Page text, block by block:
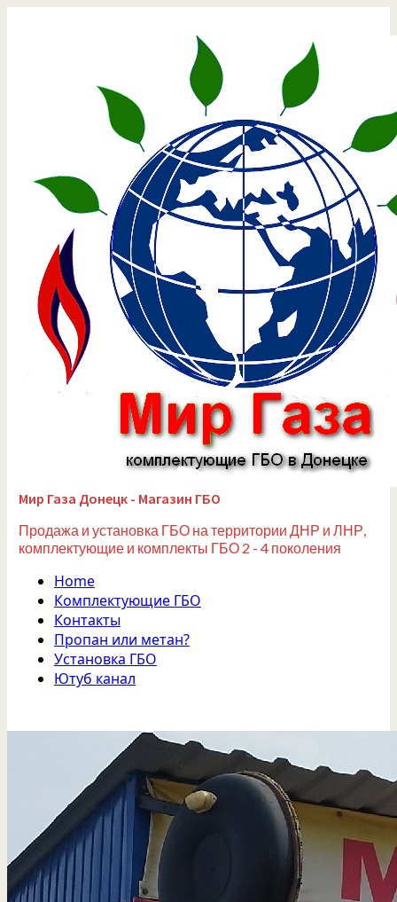
Мир Газа Донецк - Магазин ГБО
Продажа и установка ГБО на территории ДНР и ЛНР,
комплектующие и комплекты ГБО 2 - 4 поколения
Home
Комплектующие ГБО
Контакты
Пропан или метан?
Установка ГБО
Ютуб канал